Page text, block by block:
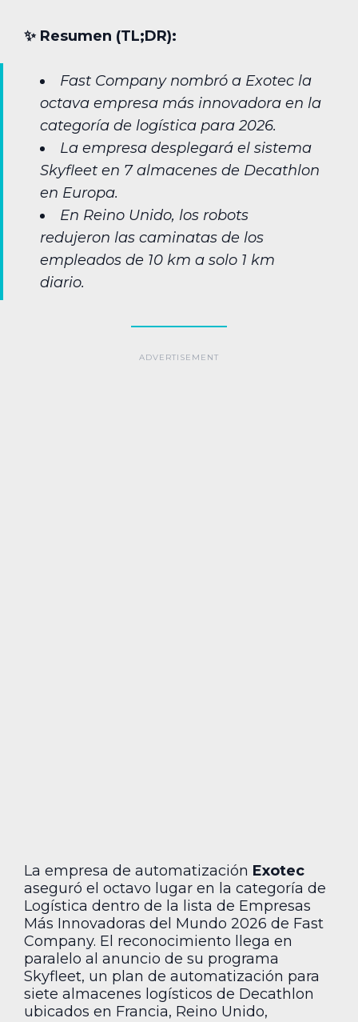
✨︎ Resumen (TL;DR):
Fast Company nombró a Exotec la
octava empresa más innovadora en la
categoría de logística para 2026.
La empresa desplegará el sistema
Skyfleet en 7 almacenes de Decathlon
en Europa.
En Reino Unido, los robots
redujeron las caminatas de los
empleados de 10 km a solo 1 km
diario.
La empresa de automatización Exotec
aseguró el octavo lugar en la categoría de
Logística dentro de la lista de Empresas
Más Innovadoras del Mundo 2026 de Fast
Company. El reconocimiento llega en
paralelo al anuncio de su programa
Skyfleet, un plan de automatización para
siete almacenes logísticos de Decathlon
ubicados en Francia, Reino Unido,